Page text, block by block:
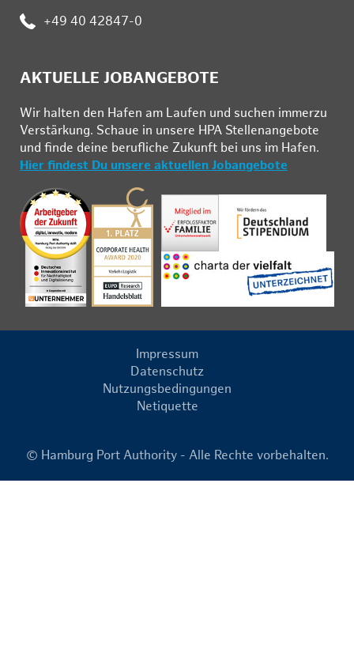
: +49 40 42847-0
AKTUELLE JOBANGEBOTE
Wir hal­ten den Ha­fen am Lau­fen und su­chen im­mer­zu
Ver­stär­kung. Schau­e in un­se­re HPA Stel­len­an­ge­bo­te
und fin­de deine be­ruf­li­che Zu­kunft bei uns im Ha­fen.
Hier findest Du unsere aktuellen Jobangebote
Impressum
Datenschutz
Nutzungsbedingungen
Netiquette
© Hamburg Port Authority - Alle Rechte vorbehalten.